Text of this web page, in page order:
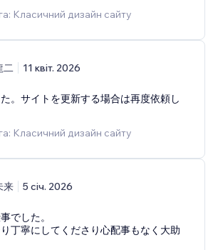
Класичний дизайн сайту
二 11 квіт. 2026
。サイトを更新する場合は再度依頼し
Класичний дизайн сайту
来 5 січ. 2026
でした。
丁寧にしてくださり心配事もなく大助